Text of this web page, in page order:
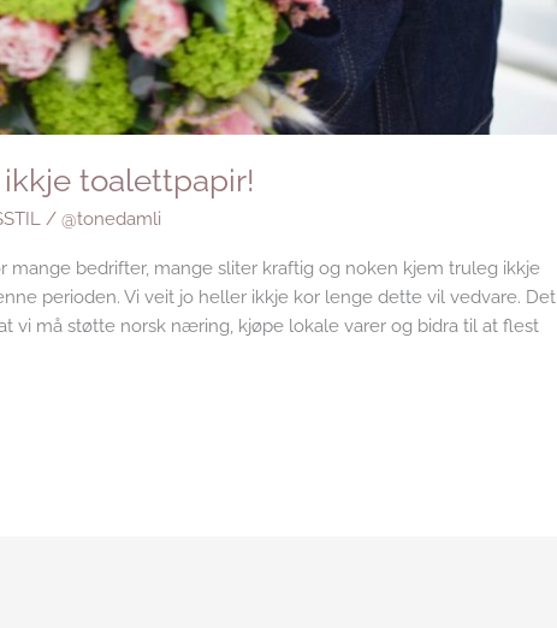
toalettpapir!
/@tonedamli
mange bedrifter, mange sliter kraftig og noken kjem truleg ikkje
perioden. Vi veit jo heller ikkje kor lenge dette vil vedvare. Det
vi må støtte norsk næring, kjøpe lokale varer og bidra til at flest